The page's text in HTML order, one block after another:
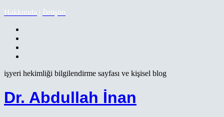
Hakkımda | İletişim
işyeri hekimliği bilgilendirme sayfası ve kişisel blog
Dr. Abdullah İnan